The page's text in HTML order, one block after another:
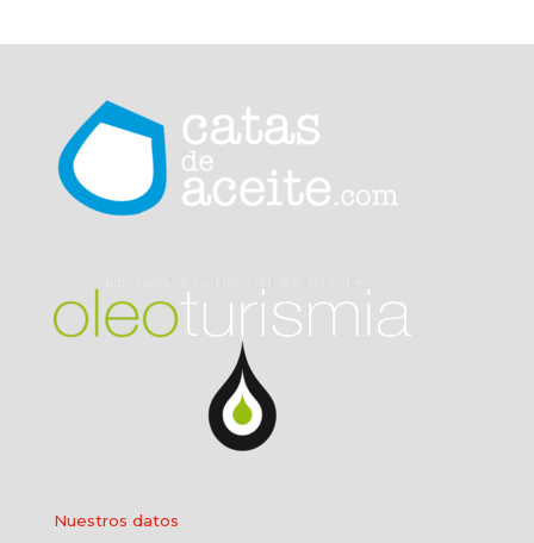
Nuestros datos